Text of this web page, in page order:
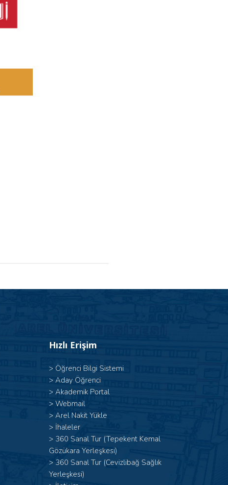
Hızlı Erişim
> Öğrenci Bilgi Sistemi
> Aday Öğrenci
> Akademik Portal
> Webmail
> Arel Nakit Yükle
> İhaleler
> 360 Sanal Tur (Tepekent Kemal
Gözükara Yerleşkesi)
> 360 Sanal Tur (Cevizlibağ Sağlık
Yerleşkesi)